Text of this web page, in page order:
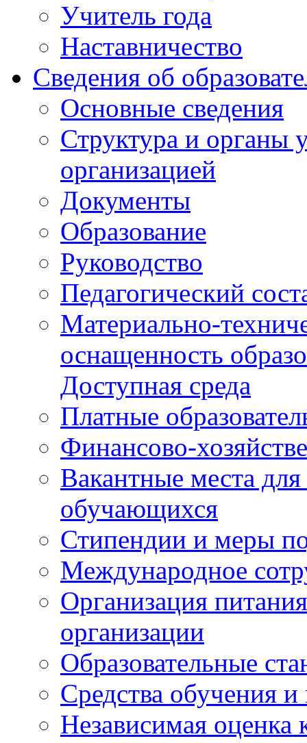
Учитель года
Наставничество
Сведения об
Основные сведения
Структура и органы
организацией
Документы
Образование
Руководство
Педагогический
Материально-
оснащенность
Доступная среда
Платные
Финансово-
Вакантные места
обучающихся
Стипендии и меры
Международное
Организация
организации
Образовательные
Средства обучения и
Независимая оценка